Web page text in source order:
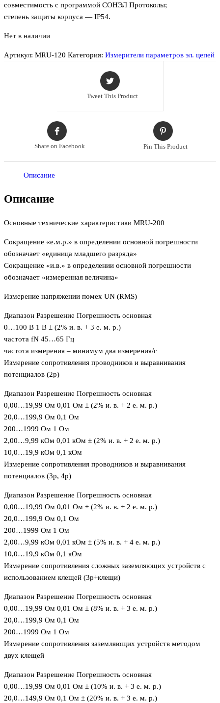
совместимость с программой СОНЭЛ Протоколы;
степень защиты корпуса — IP54.
Нет в наличии
Артикул: MRU-120 Категория: Измерители параметров эл. цепей
Tweet This Product
Share on Facebook Pin This Product
Описание
Описание
Основные технические характеристики MRU-200
Сокращение «е.м.р.» в определении основной погрешности
обозначает «единица младшего разряда»
Сокращение «и.в.» в определении основной погрешности
обозначает «измеренная величина»
Измерение напряжении помех UN (RMS)
Диапазон Разрешение Погрешность основная
0…100 В 1 В ± (2% и. в. + 3 е. м. р.)
частота fN 45…65 Гц
частота измерения – минимум два измерения/с
Измерение сопротивления проводников и выравнивания
потенциалов (2p)
Диапазон Разрешение Погрешность основная
0,00…19,99 Ом 0,01 Ом ± (2% и. в. + 2 е. м. р.)
20,0…199,9 Ом 0,1 Ом
200…1999 Ом 1 Ом
2,00…9,99 кОм 0,01 кОм ± (2% и. в. + 2 е. м. р.)
10,0…19,9 кОм 0,1 кОм
Измерение сопротивления проводников и выравнивания
потенциалов (3p, 4p)
Диапазон Разрешение Погрешность основная
0,00…19,99 Ом 0,01 Ом ± (2% и. в. + 2 е. м. р.)
20,0…199,9 Ом 0,1 Ом
200…1999 Ом 1 Ом
2,00…9,99 кОм 0,01 кОм ± (5% и. в. + 4 е. м. р.)
10,0…19,9 кОм 0,1 кОм
Измерение сопротивления сложных заземляющих устройств с
использованием клещей (3p+клещи)
Диапазон Разрешение Погрешность основная
0,00…19,99 Ом 0,01 Ом ± (8% и. в. + 3 е. м. р.)
20,0…199,9 Ом 0,1 Ом
200…1999 Ом 1 Ом
Измерение сопротивления заземляющих устройств методом
двух клещей
Диапазон Разрешение Погрешность основная
0,00…19,99 Ом 0,01 Ом ± (10% и. в. + 3 е. м. р.)
20,0…149,9 Ом 0,1 Ом ± (20% и. в. + 3 е. м. р.)